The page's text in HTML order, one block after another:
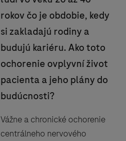
rokov čo je obdobie, kedy
si zakladajú rodiny a
budujú kariéru. Ako toto
ochorenie ovplyvní život
pacienta a jeho plány do
budúcnosti?
Vážne a chronické ochorenie
centrálneho nervového